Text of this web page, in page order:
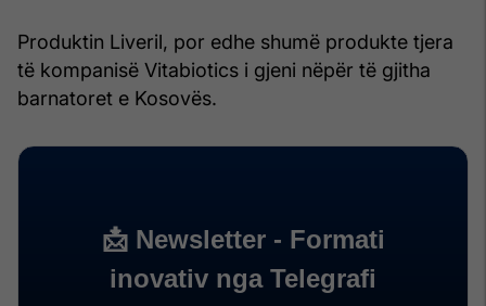
Produktin Liveril, por edhe shumë produkte tjera
të kompanisë Vitabiotics i gjeni nëpër të gjitha
barnatoret e Kosovës.